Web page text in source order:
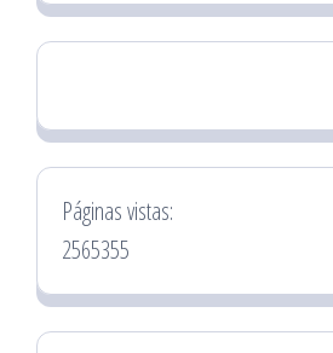
Páginas vistas:
2565355